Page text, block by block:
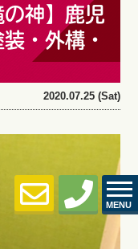
MENU
神】鹿児
・外構・
2020.07.25 (Sat)